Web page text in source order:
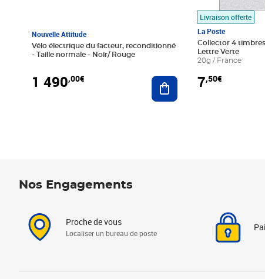
Nouvelle Attitude
Vélo électrique du facteur, reconditionné
- Taille normale - Noir/ Rouge
1 490,00€ Ajouter au panier
Livraison offerte
La Poste
Collector 4
Lettre Verte
20g / France
7,50€
Nos Engagements
Proche de vous
Localiser un bureau de poste